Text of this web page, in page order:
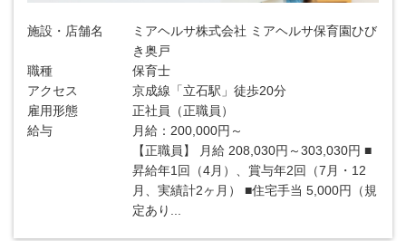
施設・店舗名
ミアヘルサ株式会社 ミアヘルサ保育園ひび
き奥戸
職種
保育士
アクセス
京成線「立石駅」徒歩20分
雇用形態
正社員（正職員）
給与
月給：200,000円～
【正職員】 月給 208,030円～303,030円 ■
昇給年1回（4月）、賞与年2回（7月・12
月、実績計2ヶ月） ■住宅手当 5,000円（規
定あり...